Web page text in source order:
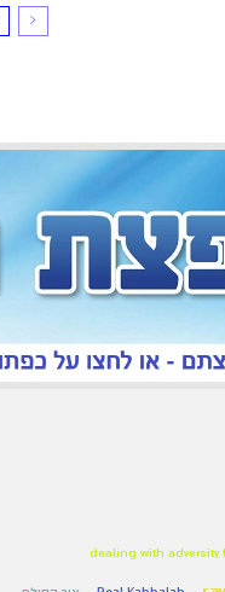
dealing with adversity